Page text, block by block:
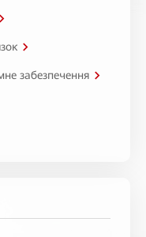
забезпечення